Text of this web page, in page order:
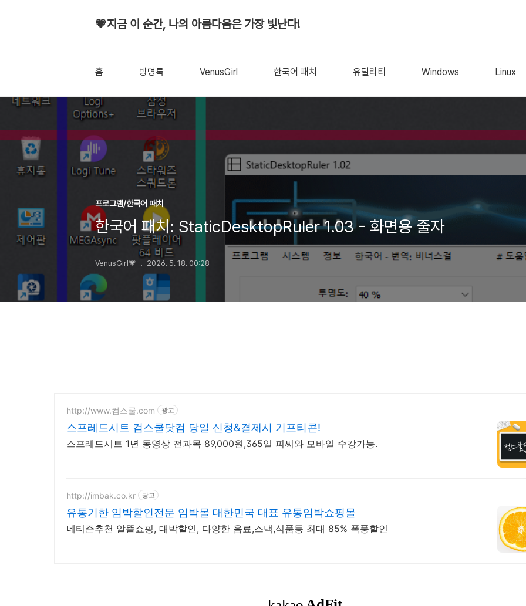
💗지금 이 순간, 나의 아름다움은 가장 빛난다!
홈 방명록 VenusGirl 한국어 패치 유틸리티 Windows Linux
프로그램/한국어 패치
한국어 패치: StaticDesktopRuler 1.03 - 화면용 줄자
VenusGirl💗 2026. 5. 18. 00:28
http://www.컴스쿨.com 광고
스프레드시트 컴스쿨닷컴 당일 신청&결제시 기프티콘!
스프레드시트 1년 동영상 전과목 89,000원,365일 피씨와 모바일 수강가능.
http://imbak.co.kr 광고
유통기한 임박할인전문 임박몰 대한민국 대표 유통임박쇼핑몰
네티즌추천 알뜰쇼핑, 대박할인, 다양한 음료,스낵,식품등 최대 85% 폭풍할인